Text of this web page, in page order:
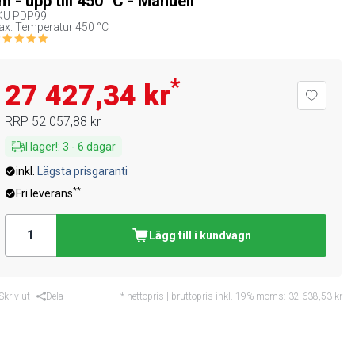
PDP99
Temperatur 450 °C
27 427,34 kr*
RRP 52 057,88 kr
I lager!: 3 - 6 dagar
inkl.
Lägsta prisgaranti
Fri leverans**
Lägg till i kundvagn
ut Dela * nettopris | bruttopris inkl. 19% moms: 32 638,53 kr